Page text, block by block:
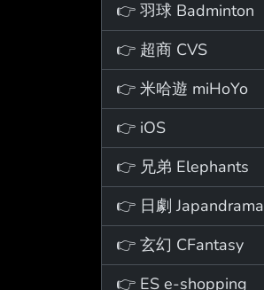
👉 羽球 Badminton
👉 超商 CVS
👉 米哈遊 miHoYo
👉 iOS
👉 兄弟 Elephants
👉 日劇 Japandrama
👉 玄幻 CFantasy
👉 ES e-shopping